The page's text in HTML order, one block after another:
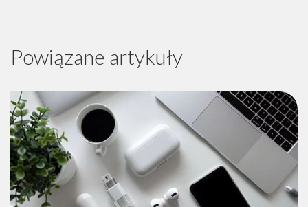
Powiązane artykuły